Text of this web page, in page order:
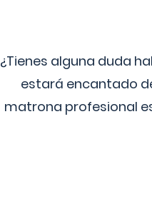
¿Tienes alguna duda
estará encantado
matrona profesional